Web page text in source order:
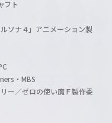
フト
ソナ４」アニメーション製
・MBS
ー／ゼロの使い魔Ｆ製作委